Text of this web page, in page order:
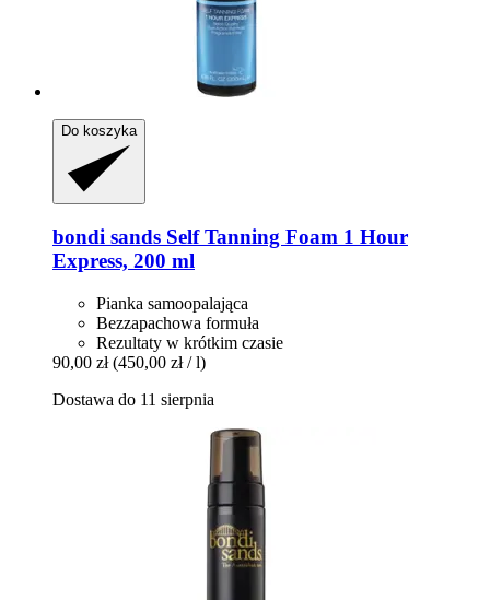
Do koszyka
bondi sands Self Tanning Foam 1 Hour
Express, 200 ml
Pianka samoopalająca
Bezzapachowa formuła
Rezultaty w krótkim czasie
90,00 zł (450,00 zł / l)
Dostawa do 11 sierpnia